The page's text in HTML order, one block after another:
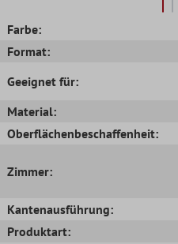
Farbe:
Format:
Geeignet für:
Material:
Oberflächenbeschaffenheit:
Zimmer:
Kantenausführung:
Produktart: